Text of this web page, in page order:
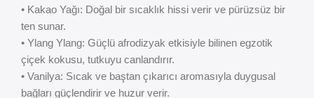
• Kakao Yağı: Doğal bir sıcaklık hissi verir ve pürüzsüz bir
ten sunar.
• Ylang Ylang: Güçlü afrodizyak etkisiyle bilinen egzotik
çiçek kokusu, tutkuyu canlandırır.
• Vanilya: Sıcak ve baştan çıkarıcı aromasıyla duygusal
bağları güçlendirir ve huzur verir.